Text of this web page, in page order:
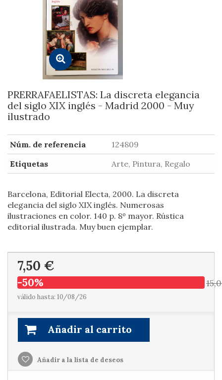
PRERRAFAELISTAS: La discreta elegancia
del siglo XIX inglés - Madrid 2000 - Muy
ilustrado
Núm. de referencia
124809
Etiquetas
Arte, Pintura, Regalo
Barcelona, Editorial Electa, 2000. La discreta
elegancia del siglo XIX inglés. Numerosas
ilustraciones en color. 140 p. 8º mayor. Rústica
editorial ilustrada. Muy buen ejemplar.
7,50 €
-50%
válido hasta: 10/08/26
Añadir al carrito
Añadir a la lista de deseos